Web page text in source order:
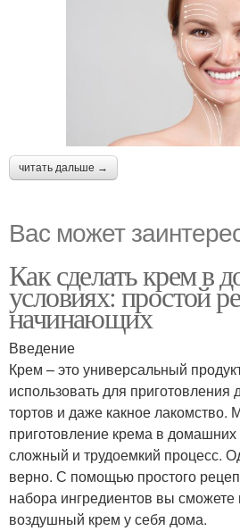
читать дальше →
Вас может
Как сделать крем в
условиях: простой
начинающих
Введение
Крем – это универсальный
использовать для приготовления
тортов и даже какное лакомство.
приготовление крема в домашних
сложный и трудоемкий процесс.
верно. С помощью простого
набора ингредиентов вы сможете
воздушный крем у себя дома.